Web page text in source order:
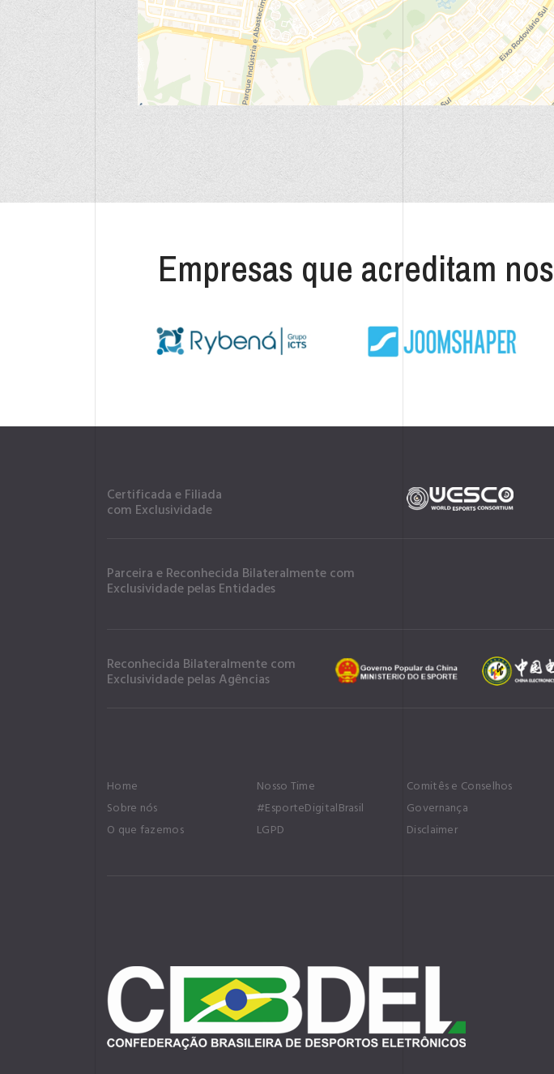
Empresas que acreditam nos
Certificada e Filiada
com Exclusividade
Parceira e Reconhecida Bilateralmente com
Exclusividade pelas Entidades
Reconhecida Bilateralmente com
Exclusividade pelas Agências
Home
Sobre nós
O que fazemos
Nosso Time
#EsporteDigitalBrasil
LGPD
Comitês e Conselhos
Governança
Disclaimer